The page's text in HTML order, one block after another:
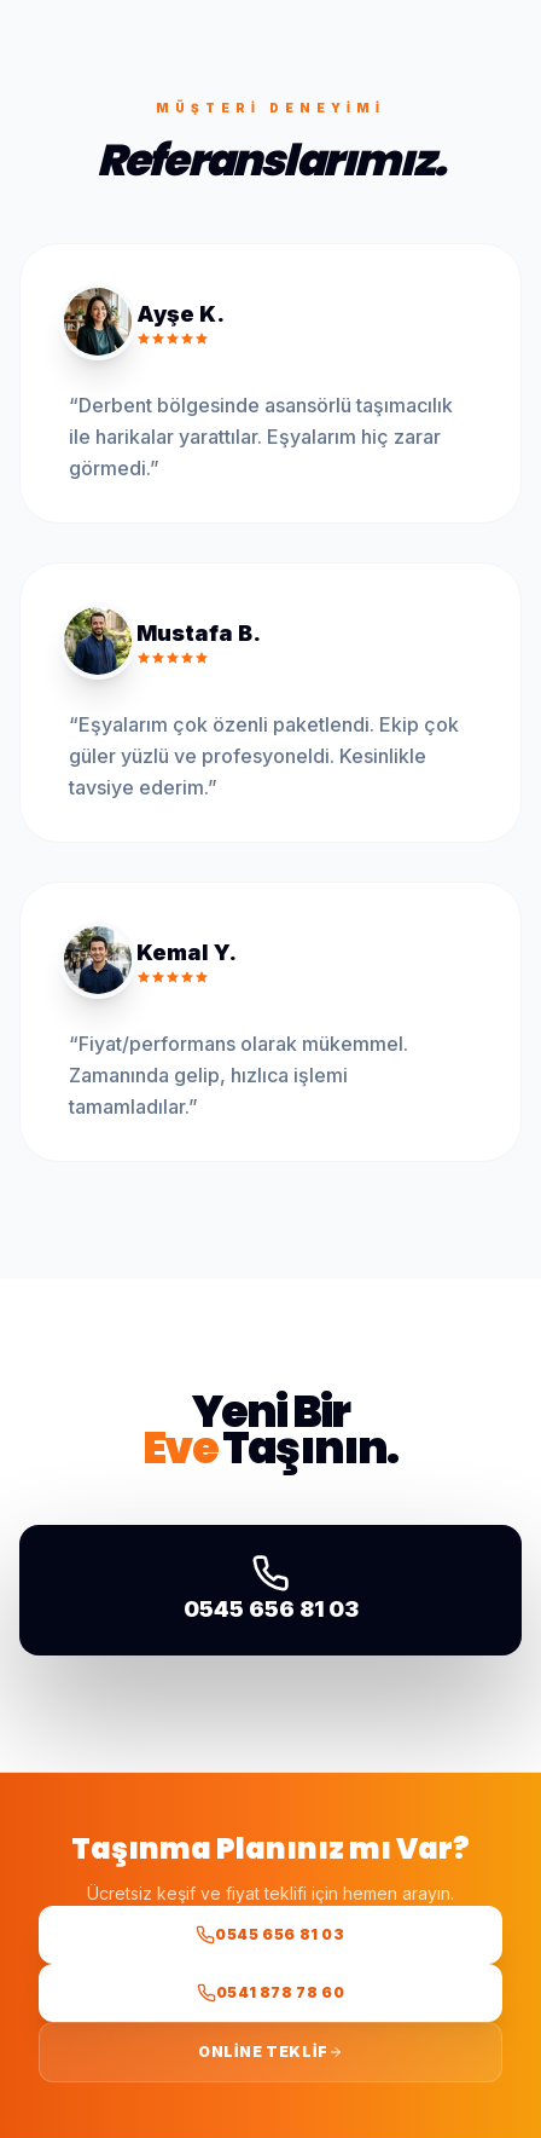
MÜŞTERI DENEYIMI
Referanslarımız.
Ayşe K.
“Derbent bölgesinde asansörlü taşımacılık
ile harikalar yarattılar. Eşyalarım hiç zarar
görmedi.”
Mustafa B.
“Eşyalarım çok özenli paketlendi. Ekip çok
güler yüzlü ve profesyoneldi. Kesinlikle
tavsiye ederim.”
Kemal Y.
“Fiyat/performans olarak mükemmel.
Zamanında gelip, hızlıca işlemi
tamamladılar.”
Yeni Bir
EveTaşının.
0545 656 81 03
Taşınma Planınız mı Var?
Ücretsiz keşif ve fiyat teklifi için hemen arayın.
0545 656 81 03
0541 878 78 60
ONLINE TEKLIF